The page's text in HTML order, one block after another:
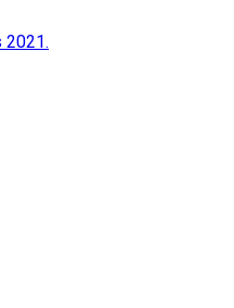
2021.